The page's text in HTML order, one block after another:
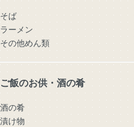
そば
ラーメン
その他めん類
ご飯のお供・酒の肴
酒の肴
漬け物